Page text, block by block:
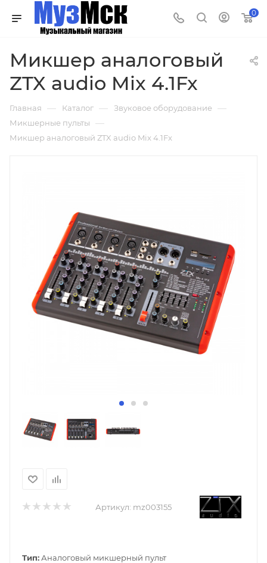
0
Микшер аналоговый
ZTX audio Mix 4.1Fx
Главная — Каталог — Звуковое оборудование —
Микшерные пульты —
Микшер аналоговый ZTX audio Mix 4.1Fx
Артикул: mz003155
Тип: Аналоговый микшерный пульт